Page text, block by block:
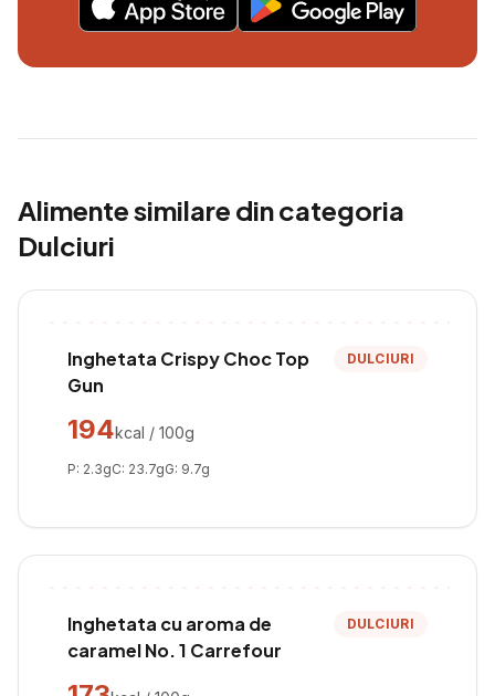
Alimente similare din categoria
Dulciuri
Inghetata Crispy Choc Top
Gun
DULCIURI
194kcal / 100g
P: 2.3gC: 23.7gG: 9.7g
Inghetata cu aroma de
caramel No. 1 Carrefour
DULCIURI